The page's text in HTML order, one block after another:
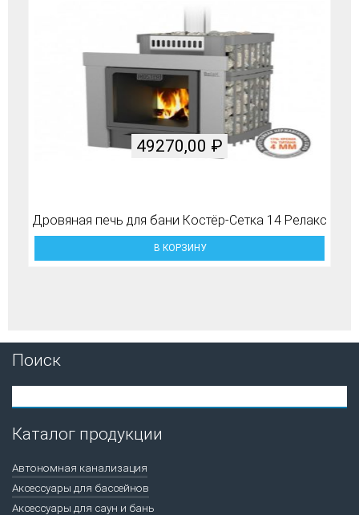
Дровяная печь для бани Костёр-Сетка 14 Релакс
49270,00 ₽
В КОРЗИНУ
Поиск
Каталог продукции
Автономная канализация
Аксессуары для бассейнов
Аксессуары для саун и бань